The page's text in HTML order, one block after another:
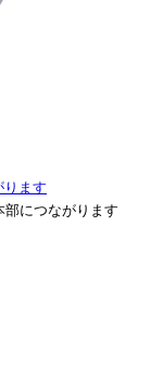
ます
につながります